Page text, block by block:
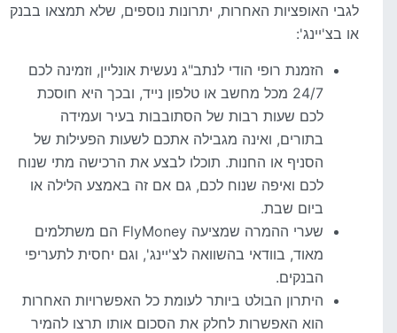
לגבי האופציות האחרות, יתרונות נוספים, שלא תמצאו בבנק
או בצ'יינג':
הזמנת רופי הודי לנתב"ג נעשית אונליין, וזמינה לכם
24/7 מכל מחשב או טלפון נייד, ובכך היא חוסכת
לכם שעות רבות של הסתובבות בעיר ועמידה
בתורים, ואינה מגבילה אתכם לשעות הפעילות של
הסניף או החנות. תוכלו לבצע את הרכישה מתי שנוח
לכם ואיפה שנוח לכם, גם אם זה באמצע הלילה או
ביום שבת.
שערי ההמרה שמציעה FlyMoney הם משתלמים
מאוד, בוודאי בהשוואה לצ'יינג', וגם יחסית לתעריפי
הבנקים.
היתרון הבולט ביותר לעומת כל האפשרויות האחרות
הוא האפשרות לחלק את הסכום אותו תרצו להמיר